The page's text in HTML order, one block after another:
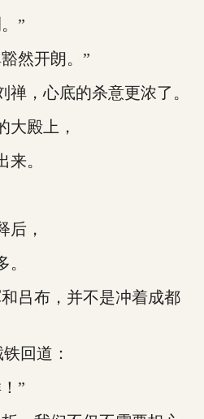
”
然开朗。”
，心底的杀意更浓了。
殿上，
。
，
布，并不是冲着成都
回道：
”